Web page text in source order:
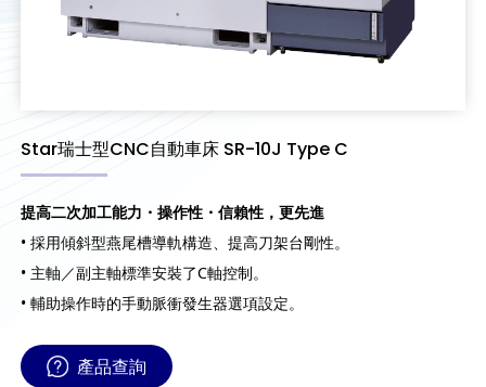
Star瑞士型CNC自動車床 SR-10J Type C
提高二次加工能力・操作性・信賴性，更先進
• 採用傾斜型燕尾槽導軌構造、提高刀架台剛性。
• 主軸／副主軸標準安裝了C軸控制。
• 輔助操作時的手動脈衝發生器選項設定。
產品查詢